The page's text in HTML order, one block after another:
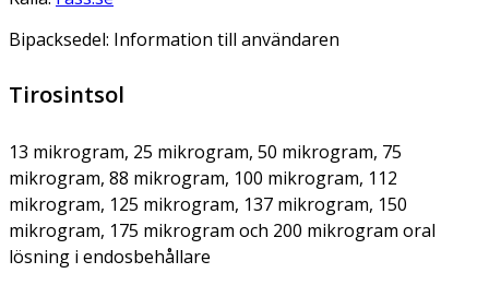
Bipacksedel: Information till användaren
Tirosintsol
13 mikrogram, 25 mikrogram, 50 mikrogram, 75
mikrogram, 88 mikrogram, 100 mikrogram, 112
mikrogram, 125 mikrogram, 137 mikrogram, 150
mikrogram, 175 mikrogram och 200 mikrogram oral
lösning i endosbehållare